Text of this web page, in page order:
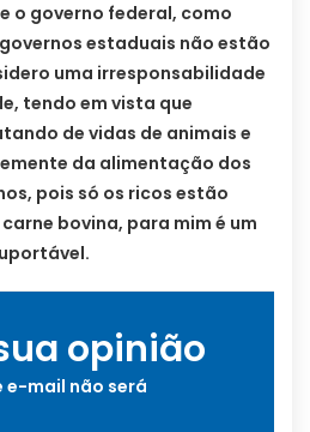
o governo federal, como
estaduais não estão
uma irresponsabilidade
tendo em vista que
de vidas de animais e
da alimentação dos
pois só os ricos estão
bovina, para mim é um
opinião
e-mail não será